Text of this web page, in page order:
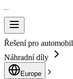
Řešení pro
Náhradní díly
Europe